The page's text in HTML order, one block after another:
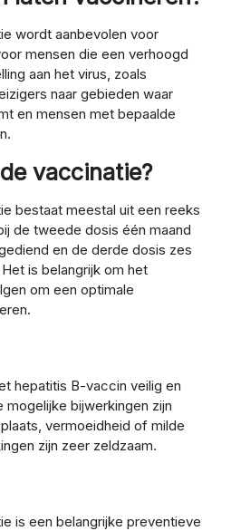
wordt aanbevolen voor
mensen die een verhoogd
aan het virus, zoals
naar gebieden waar
en mensen met bepaalde
vaccinatie?
bestaat meestal uit een reeks
de tweede dosis één maand
en de derde dosis zes
is belangrijk om het
om een optimale
hepatitis B-vaccin veilig en
mogelijke bijwerkingen zijn
vermoeidheid of milde
zijn zeer zeldzaam.
is een belangrijke preventieve